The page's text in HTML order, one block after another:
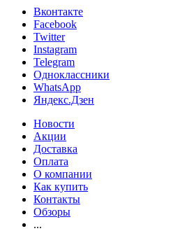
Вконтакте
Facebook
Twitter
Instagram
Telegram
Одноклассники
WhatsApp
Яндекс.Дзен
Новости
Акции
Доставка
Оплата
О компании
Как купить
Контакты
Обзоры
...